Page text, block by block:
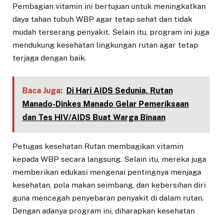
Pembagian vitamin ini bertujuan untuk meningkatkan
daya tahan tubuh WBP agar tetap sehat dan tidak
mudah terserang penyakit. Selain itu, program ini juga
mendukung kesehatan lingkungan rutan agar tetap
terjaga dengan baik.
Baca Juga: Di Hari AIDS Sedunia, Rutan
Manado-Dinkes Manado Gelar Pemeriksaan
dan Tes HIV/AIDS Buat Warga Binaan
Petugas kesehatan Rutan membagikan vitamin
kepada WBP secara langsung. Selain itu, mereka juga
memberikan edukasi mengenai pentingnya menjaga
kesehatan, pola makan seimbang, dan kebersihan diri
guna mencegah penyebaran penyakit di dalam rutan.
Dengan adanya program ini, diharapkan kesehatan